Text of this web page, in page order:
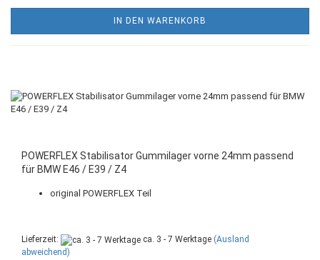
IN DEN WARENKORB
POWERFLEX Stabilisator Gummilager vorne 24mm passend
für BMW E46 / E39 / Z4
original POWERFLEX Teil
Lieferzeit: ca. 3 - 7 Werktage (Ausland
abweichend)